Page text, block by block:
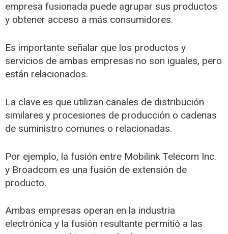
empresa fusionada puede agrupar sus productos
y obtener acceso a más consumidores.
Es importante señalar que los productos y
servicios de ambas empresas no son iguales, pero
están relacionados.
La clave es que utilizan canales de distribución
similares y procesiones de producción o cadenas
de suministro comunes o relacionadas.
Por ejemplo, la fusión entre Mobilink Telecom Inc.
y Broadcom es una fusión de extensión de
producto.
Ambas empresas operan en la industria
electrónica y la fusión resultante permitió a las